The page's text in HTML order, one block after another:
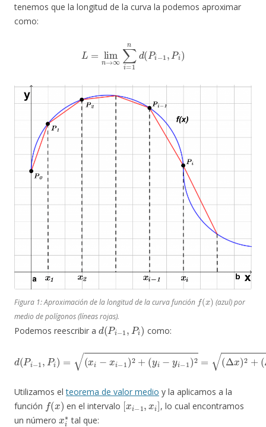
tenemos que la longitud de la curva la podemos aproximar
como:
∑i
Figura 1: Aproximación de la longitud de la curvafunción
x
(azul) por
medio de polígonos (líneas rojas).
Podemos reescribir a
d(Pi− )
como:
xi−xi−1)2+(yi−yi−1)2=(Δx Δy)2
Utilizamos elteorema de valor medio y la aplicamos a la
función
f(x )
en el intervalo
[xi−1,xi]
, lo cual encontramos
un número
xi∗
tal que: